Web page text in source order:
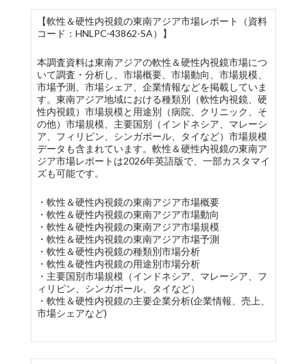
【軟性＆硬性内視鏡の東南アジア市場レポート（資料
コード：HNLPC-43862-SA）】
本調査資料は東南アジアの軟性＆硬性内視鏡市場につ
いて調査・分析し、市場概要、市場動向、市場規模、
市場予測、市場シェア、企業情報などを掲載していま
す。東南アジア地域における種類別（軟性内視鏡、硬
性内視鏡）市場規模と用途別（病院、クリニック、そ
の他）市場規模、主要国別（インドネシア、マレーシ
ア、フィリピン、シンガポール、タイなど）市場規模
データも含まれています。軟性＆硬性内視鏡の東南ア
ジア市場レポートは2026年英語版で、一部カスタマイ
ズも可能です。
・軟性＆硬性内視鏡の東南アジア市場概要
・軟性＆硬性内視鏡の東南アジア市場動向
・軟性＆硬性内視鏡の東南アジア市場規模
・軟性＆硬性内視鏡の東南アジア市場予測
・軟性＆硬性内視鏡の種類別市場分析
・軟性＆硬性内視鏡の用途別市場分析
・主要国別市場規模（インドネシア、マレーシア、フ
ィリピン、シンガポール、タイなど）
・軟性＆硬性内視鏡の主要企業分析(企業情報、売上、
市場シェアなど)